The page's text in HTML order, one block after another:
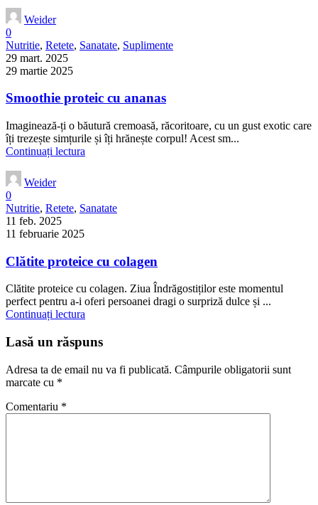
Weider
0
Nutritie, Retete, Sanatate, Suplimente
29 mart. 2025
29 martie 2025
Smoothie proteic cu ananas
Imaginează-ți o băutură cremoasă, răcoritoare, cu un gust exotic care
îți trezește simțurile și îți hrănește corpul! Acest sm...
Continuați lectura
Weider
0
Nutritie, Retete, Sanatate
11 feb. 2025
11 februarie 2025
Clătite proteice cu colagen
Clătite proteice cu colagen. Ziua Îndrăgostiților este momentul
perfect pentru a-i oferi persoanei dragi o surpriză dulce și ...
Continuați lectura
Lasă un răspuns
Adresa ta de email nu va fi publicată. Câmpurile obligatorii sunt
marcate cu *
Comentariu *